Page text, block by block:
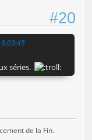
#20
séries.
de la Fin.